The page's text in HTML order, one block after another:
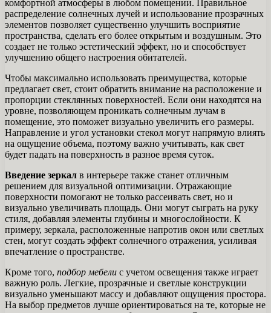
комфортной атмосферы в любом помещении. Правильное
распределение солнечных лучей и использование прозрачных
элементов позволяет существенно улучшить восприятие
пространства, сделать его более открытым и воздушным. Это
создает не только эстетический эффект, но и способствует
улучшению общего настроения обитателей.
Чтобы максимально использовать преимущества, которые
предлагает свет, стоит обратить внимание на расположение и
пропорции стеклянных поверхностей. Если они находятся на
уровне, позволяющем проникать солнечным лучам в
помещение, это поможет визуально увеличить его размеры.
Направление и угол установки стекол могут напрямую влиять
на ощущение объема, поэтому важно учитывать, как свет
будет падать на поверхность в разное время суток.
Введение зеркал в интерьере также станет отличным
решением для визуальной оптимизации. Отражающие
поверхности помогают не только рассеивать свет, но и
визуально увеличивать площадь. Они могут сыграть на руку
стиля, добавляя элементы глубины и многослойности. К
примеру, зеркала, расположенные напротив окон или светлых
стен, могут создать эффект солнечного отражения, усиливая
впечатление о пространстве.
Кроме того, подбор мебели с учетом освещения также играет
важную роль. Легкие, прозрачные и светлые конструкции
визуально уменьшают массу и добавляют ощущения простора.
На выбор предметов лучше ориентироваться на те, которые не